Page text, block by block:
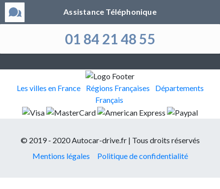
Assistance Téléphonique
01 84 21 48 55
Les villes en France Régions Françaises
Départements
Français
© 2019 - 2020 Autocar-drive.fr | Tous droits réservés
Mentions légales
Politique de confidentialité